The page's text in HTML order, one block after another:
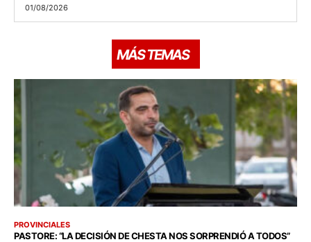
01/08/2026
MÁS TEMAS
PROVINCIALES
PASTORE: “LA DECISIÓN DE CHESTA NOS SORPRENDIÓ A TODOS”